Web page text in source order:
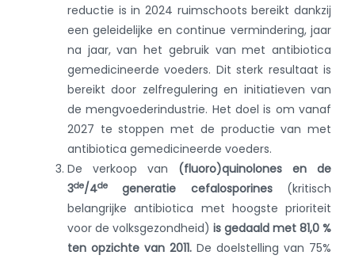
reductie is in 2024 ruimschoots bereikt dankzij
een geleidelijke en continue vermindering, jaar
na jaar, van het gebruik van met antibiotica
gemedicineerde voeders. Dit sterk resultaat is
bereikt door zelfregulering en initiatieven van
de mengvoederindustrie. Het doel is om vanaf
2027 te stoppen met de productie van met
antibiotica gemedicineerde voeders.
De verkoop van (fluoro)quinolones en de
3de/4de generatie cefalosporines(kritisch
belangrijke antibiotica met hoogste prioriteit
voor de volksgezondheid) is gedaald met 81,0 %
ten opzichte van 2011. De doelstelling van 75%